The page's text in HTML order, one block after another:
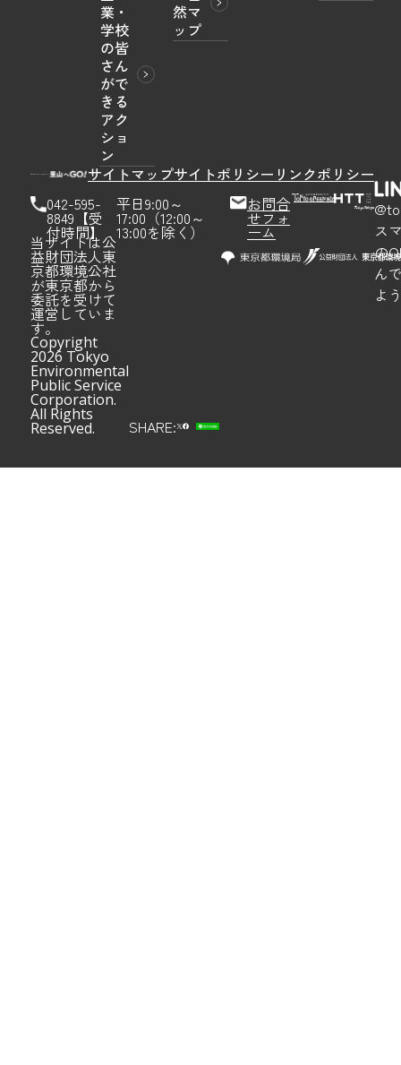
業・
学校
の皆
さん
がで
きる
アク
ショ
ン
然マ
ップ
サイトマップサイトポリシー リンクポリシー
042-595-
8849【受
付時間】
平日9:00～
17:00（12:00～
13:00を除く）
お問合
せフォ
ーム
当サイトは公
益財団法人東
京都環境公社
が東京都から
委託を受けて
運営していま
す。
Copyright
2026 Tokyo
Environmental
Public Service
Corporation.
All Rights
Reserved. SHARE:
ス
の
ん
よ